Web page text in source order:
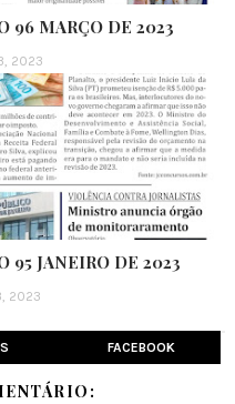
96 MARÇO DE 2023
2023
95 JANEIRO DE 2023
2023
FACEBOOK